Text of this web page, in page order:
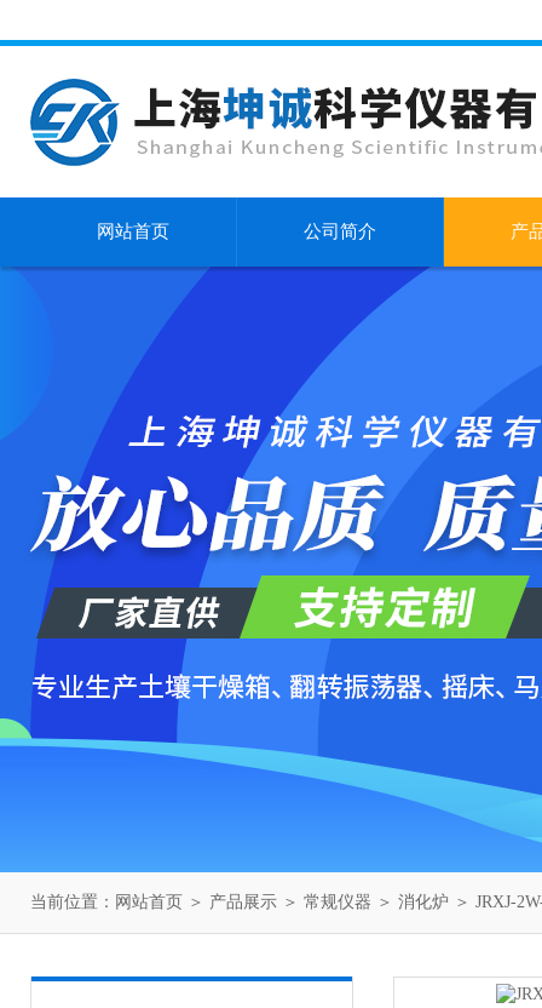
网站首页 公司简介 产
当前位置： 网站首页 ＞ 产品展示 ＞ 常规仪器 ＞ 消化炉 ＞ JRXJ-